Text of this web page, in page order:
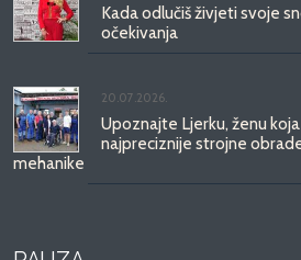
Kada odlučiš živjeti svoje
očekivanja
20.07.2026.
Upoznajte Ljerku, ženu
najpreciznije strojne
mehanike